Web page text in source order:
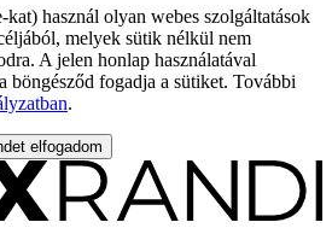
használ olyan webes szolgáltatások
melyek sütik nélkül nem
A jelen honlap használatával
böngésződ fogadja a sütiket. További
.
elfogadom